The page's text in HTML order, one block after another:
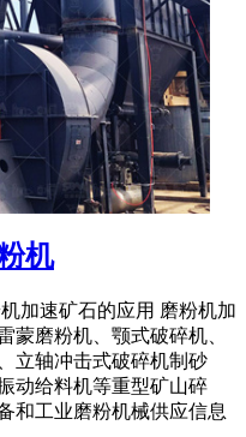
机
加速矿石的应用 磨粉机加
蒙磨粉机、颚式破碎机、
立轴冲击式破碎机制砂
动给料机等重型矿山碎
和工业磨粉机械供应信息